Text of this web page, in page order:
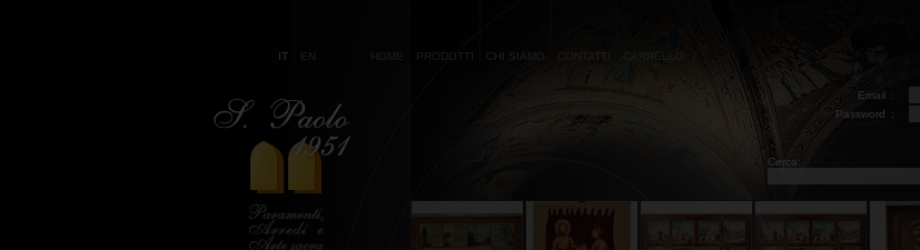
IT EN HOME PRODOTTI CHI SIAMO CONTATTI
Email :
Password
:
Cerca: